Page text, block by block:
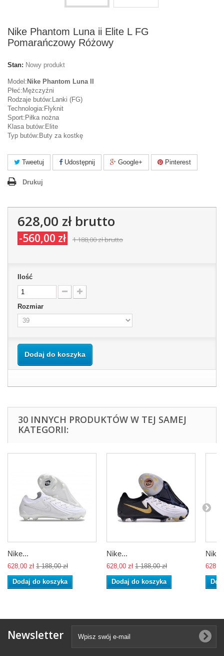
Nike Phantom Luna ii Elite L FG
Pomarańczowy Różowy
Stan: Nowy produkt
Model: Nike Phantom Luna II
Płeć:Mężczyźni
Rodzaje butów:Lanki (FG)
Technologia:Flyknit
Sport:Piłka nożna
Klasa butów:Elite
Typ butów:Buty za kostkę
Tweetuj Udostępnij Google+ Pinterest
Drukuj
628,00 złbrutto
-560,00 zł 1 188,00 złbrutto
Ilość
Rozmiar
Dodaj do koszyka
30 INNYCH PRODUKTÓW W TEJ SAMEJ
KATEGORII:
Nike...
628,00 zł 1 188,00 zł
Dodaj do koszyka
Nike...
628,00 zł 1 188,00 zł
Dodaj do koszyka
Newsletter